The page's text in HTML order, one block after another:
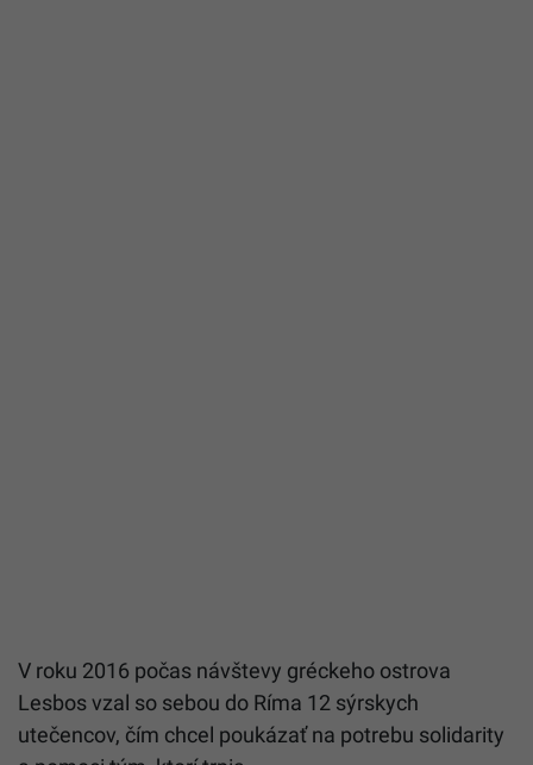
V roku 2016 počas návštevy gréckeho ostrova
Lesbos vzal so sebou do Ríma 12 sýrskych
utečencov, čím chcel poukázať na potrebu solidarity